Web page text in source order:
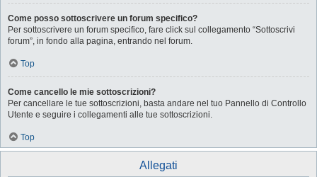
Come posso sottoscrivere un forum specifico?
Per sottoscrivere un forum specifico, fare click sul collegamento “Sottoscrivi
forum”, in fondo alla pagina, entrando nel forum.
Top
Come cancello le mie sottoscrizioni?
Per cancellare le tue sottoscrizioni, basta andare nel tuo Pannello di Controllo
Utente e seguire i collegamenti alle tue sottoscrizioni.
Top
Allegati